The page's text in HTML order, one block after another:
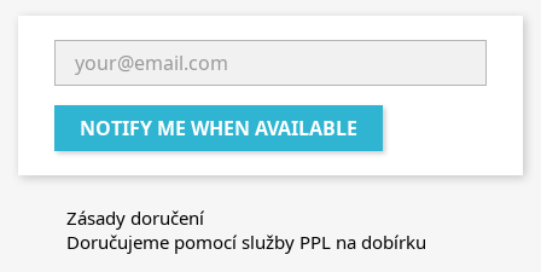
NOTIFY ME WHEN AVAILABLE
Zásady doručení
Doručujeme pomocí služby PPL na dobírku